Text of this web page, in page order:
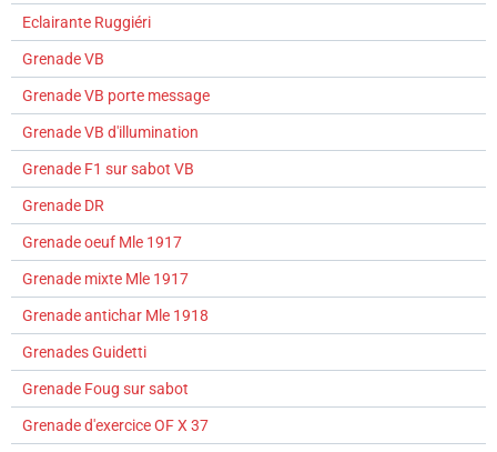
Eclairante Ruggiéri
Grenade VB
Grenade VB porte message
Grenade VB d'illumination
Grenade F1 sur sabot VB
Grenade DR
Grenade oeuf Mle 1917
Grenade mixte Mle 1917
Grenade antichar Mle 1918
Grenades Guidetti
Grenade Foug sur sabot
Grenade d'exercice OF X 37